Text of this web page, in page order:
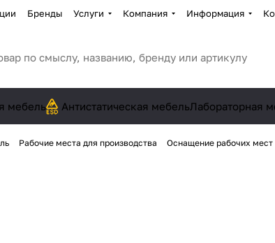
Бренды Услуги Компания Информация
мебель Антистатическая мебельЛабораторная
Рабочие места для производства Оснащение рабочих мест